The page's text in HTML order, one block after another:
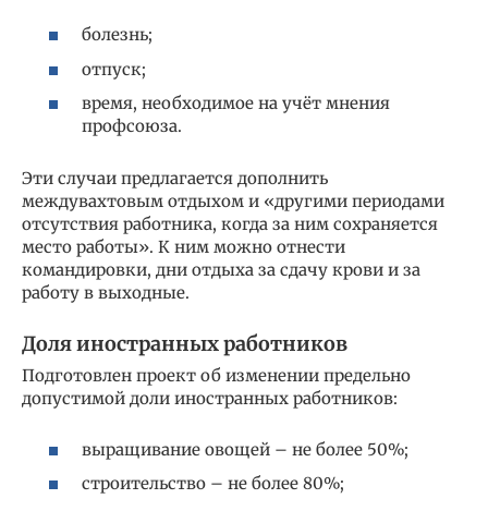
болезнь;
отпуск;
время, необходимое на учёт мнения
профсоюза.
Эти случаи предлагается дополнить
междувахтовым отдыхом и «другими периодами
отсутствия работника, когда за ним сохраняется
место работы». К ним можно отнести
командировки, дни отдыха за сдачу крови и за
работу в выходные.
Доля иностранных работников
Подготовлен проект об изменении предельно
допустимой доли иностранных работников:
выращивание овощей – не более 50%;
строительство – не более 80%;